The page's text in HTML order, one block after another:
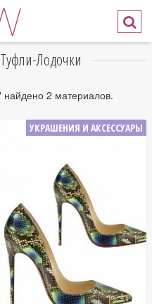
Туфли-Лодочки
найдено 2 материалов.
УКРАШЕНИЯ И АКСЕССУАРЫ